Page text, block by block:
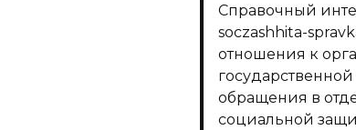
Справочный
soczashhita-
отношения к
обращения в
социальной